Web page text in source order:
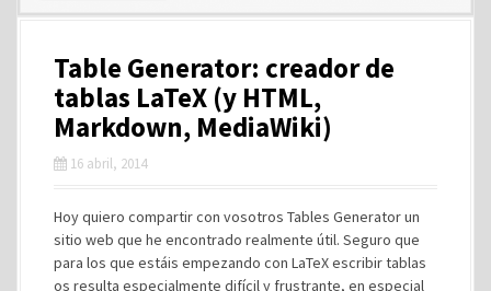
Table Generator: creador de
tablas LaTeX (y HTML,
Markdown, MediaWiki)
16 abril, 2014
Hoy quiero compartir con vosotros Tables Generator un
sitio web que he encontrado realmente útil. Seguro que
para los que estáis empezando con LaTeX escribir tablas
os resulta especialmente difícil y frustrante, en especial